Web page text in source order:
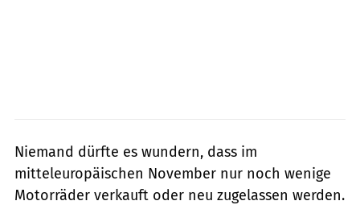
Niemand dürfte es wundern, dass im
mitteleuropäischen November nur noch wenige
Motorräder verkauft oder neu zugelassen werden.